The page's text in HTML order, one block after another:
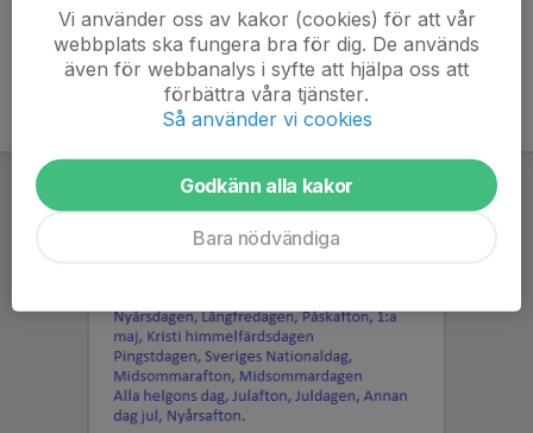
Lilla banan,
Vi använder oss av kakor (cookies) för att vår
webbplats ska fungera bra för dig. De används
även för webbanalys i syfte att hjälpa oss att
förbättra våra tjänster.
Så använder vi cookies
Godkänn alla kakor
Bara nödvändiga